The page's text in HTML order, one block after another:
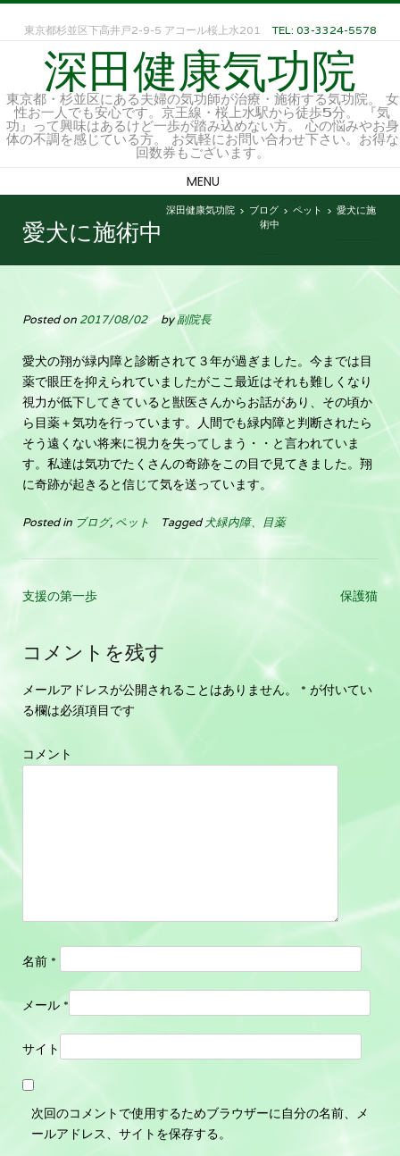
東京都杉並区下高井戸2-9-5 アコール桜上水201 TEL: 03-3324-5578
深田健康気功院
東京都・杉並区にある夫婦の気功師が治療・施術する気功院。 女
性お一人でも安心です。京王線・桜上水駅から徒歩5分。 『気
功』って興味はあるけど一歩が踏み込めない方。 心の悩みやお身
体の不調を感じている方。 お気軽にお問い合わせ下さい。お得な
回数券もございます。
MENU
愛犬に施術中
深田健康気功院 > ブログ > ペット > 愛犬に施
術中
Posted on 2017/08/02 by副院長
愛犬の翔が緑内障と診断されて３年が過ぎました。今までは目
薬で眼圧を抑えられていましたがここ最近はそれも難しくなり
視力が低下してきていると獣医さんからお話があり、その頃か
ら目薬＋気功を行っています。人間でも緑内障と判断されたら
そう遠くない将来に視力を失ってしまう・・と言われていま
す。私達は気功でたくさんの奇跡をこの目で見てきました。翔
に奇跡が起きると信じて気を送っています。
Posted in ブログ, ペット Tagged 犬緑内障、目薬
支援の第一歩 保護猫
コメントを残す
メールアドレスが公開されることはありません。 * が付いてい
る欄は必須項目です
コメント
名前 *
メール *
サイト
次回のコメントで使用するためブラウザーに自分の名前、メ
ールアドレス、サイトを保存する。